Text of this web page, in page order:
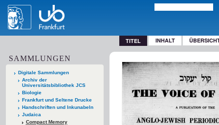
TITEL INHALT
SAMMLUNGEN
Digitale Sammlungen
Archiv der
Universitätsbibliothek JCS
Biologie
Frankfurt und Seltene Drucke
Handschriften und Inkunabeln
Judaica
Compact Memory